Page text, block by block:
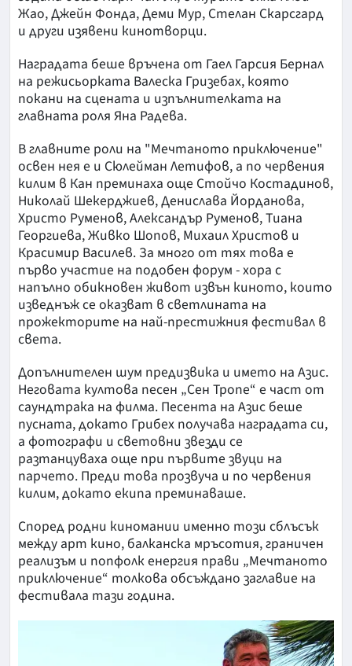
Жао, Джейн Фонда, Деми Мур, Стелан Скарсгард
и други изявени кинотворци.
Наградата беше връчена от Гаел Гарсия Бернал
на режисьорката Валеска Гризебах, която
покани на сцената и изпълнителката на
главната роля Яна Радева.
В главните роли на "Мечтаното приключение"
освен нея е и Сюлейман Летифов, а по червения
килим в Кан преминаха още Стойчо Костадинов,
Николай Шекерджиев, Денислава Йорданова,
Христо Руменов, Александър Руменов, Тиана
Георгиева, Живко Шопов, Михаил Христов и
Красимир Василев. За много от тях това е
първо участие на подобен форум - хора с
напълно обикновен живот извън киното, които
изведнъж се оказват в светлината на
прожекторите на най-престижния фестивал в
света.
Допълнителен шум предизвика и името на Азис.
Неговата култова песен „Сен Тропе“ е част от
саундтрака на филма. Песента на Азис беше
пусната, докато Грибех получава наградата си,
а фотографи и световни звезди се
разтанцуваха още при първите звуци на
парчето. Преди това прозвуча и по червения
килим, докато екипа преминаваше.
Според родни киномании именно този сблъсък
между арт кино, балканска мръсотия, граничен
реализъм и попфолк енергия прави „Мечтаното
приключение“ толкова обсъждано заглавие на
фестивала тази година.